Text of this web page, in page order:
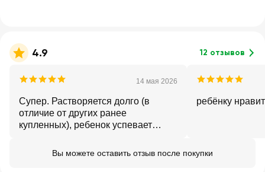
4.9 12 отзывов
14 мая 2026
Супер. Растворяется долго (в
отличие от других ранее
купленных), ребенок успевает
цвет насыщенный на полную ванну.
ребёнку
Вы можете оставить отзыв после покупки